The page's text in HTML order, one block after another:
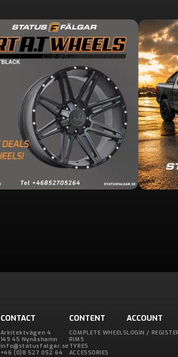
CONTACT
Arkitektvägen 4
149 45 Nynäshamn
info@statusfalgar.se
+46 (0)8 527 052 64
CONTENT
COMPLETE WHEELS
RIMS
TYRES
ACCESSORIES
ACCOUNT
LOGIN /